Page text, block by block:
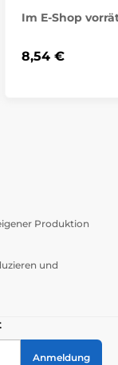
Im E-Shop
8,54 €
Produktion
und
Anmeldung